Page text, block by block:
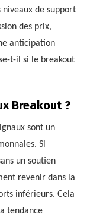
de support
des prix,
anticipation
t-il si le breakout
Breakout ?
sont un
Si
un soutien
revenir dans la
inférieurs. Cela
tendance